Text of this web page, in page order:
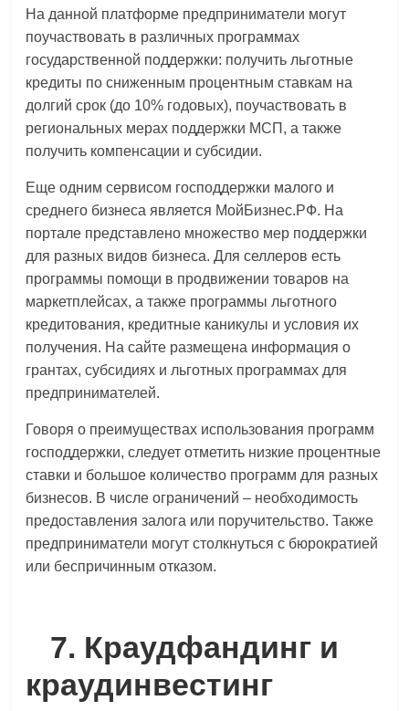
На данной платформе предприниматели могут
поучаствовать в различных программах
государственной поддержки: получить льготные
кредиты по сниженным процентным ставкам на
долгий срок (до 10% годовых), поучаствовать в
региональных мерах поддержки МСП, а также
получить компенсации и субсидии.
Еще одним сервисом господдержки малого и
среднего бизнеса является МойБизнес.РФ. На
портале представлено множество мер поддержки
для разных видов бизнеса. Для селлеров есть
программы помощи в продвижении товаров на
маркетплейсах, а также программы льготного
кредитования, кредитные каникулы и условия их
получения. На сайте размещена информация о
грантах, субсидиях и льготных программах для
предпринимателей.
Говоря о преимуществах использования программ
господдержки, следует отметить низкие процентные
ставки и большое количество программ для разных
бизнесов. В числе ограничений – необходимость
предоставления залога или поручительство. Также
предприниматели могут столкнуться с бюрократией
или беспричинным отказом.
7. Краудфандинг и
краудинвестинг